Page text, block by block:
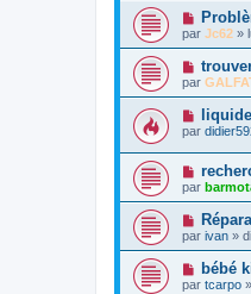
par Jc62 »
par
par
par
par ivan »
bébé
par tcarpo